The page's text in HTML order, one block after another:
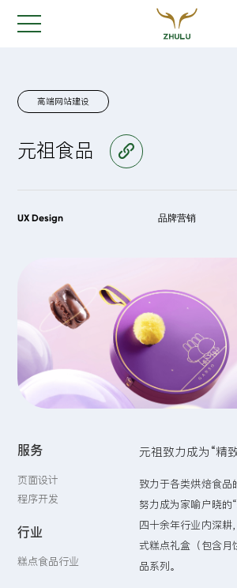
高端网站建设
元祖食品
UX Design 品牌营销
服务
页面设计
程序开发
行业
糕点食品行业
元祖致力成为“精
致力于各类烘焙食品
努力成为家喻户晓的
四十余年行业内深
式糕点礼盒（包含
品系列。
是我们最重要的工作之一...
您的姓名:*
您的需求:
留言: